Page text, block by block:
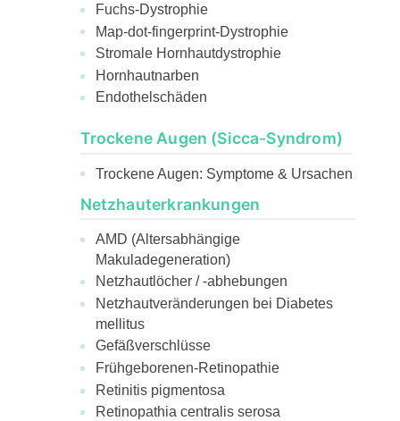
Fuchs-Dystrophie
Map-dot-fingerprint-Dystrophie
Stromale Hornhautdystrophie
Hornhautnarben
Endothelschäden
Trockene Augen (Sicca-Syndrom)
Trockene Augen: Symptome & Ursachen
Netzhauterkrankungen
AMD (Altersabhängige
Makuladegeneration)
Netzhautlöcher / -abhebungen
Netzhautveränderungen bei Diabetes
mellitus
Gefäßverschlüsse
Frühgeborenen-Retinopathie
Retinitis pigmentosa
Retinopathia centralis serosa